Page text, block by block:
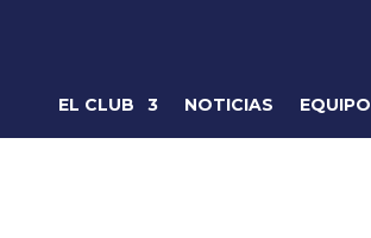
EL CLUB NOTICIAS EQUIPO